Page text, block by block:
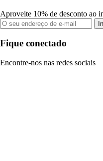
Aproveite 10% de desconto ao
Fique conectado
Encontre-nos nas redes sociais